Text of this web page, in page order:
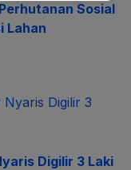
Sosial
Lahan
Digilir 3 Laki